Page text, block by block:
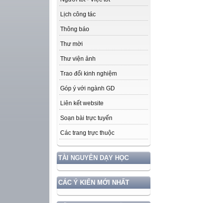
Lịch công tác
Thông báo
Thư mời
Thư viện ảnh
Trao đổi kinh nghiệm
Góp ý với ngành GD
Liên kết website
Soạn bài trực tuyến
Các trang trực thuộc
TÀI NGUYÊN DẠY HỌC
CÁC Ý KIẾN MỚI NHẤT